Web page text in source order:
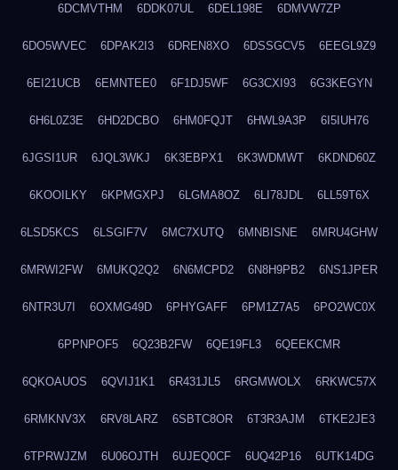
6DCMVTHM 6DDK07UL 6DEL198E 6DMVW7ZP
6DO5WVEC 6DPAK2I3 6DREN8XO 6DSSGCV5 6EEGL9Z9
6EI21UCB 6EMNTEE0 6F1DJ5WF 6G3CXI93 6G3KEGYN
6H6L0Z3E 6HD2DCBO 6HM0FQJT 6HWL9A3P 6I5IUH76
6JGSI1UR 6JQL3WKJ 6K3EBPX1 6K3WDMWT 6KDND60Z
6KOOILKY 6KPMGXPJ 6LGMA8OZ 6LI78JDL 6LL59T6X
6LSD5KCS 6LSGIF7V 6MC7XUTQ 6MNBISNE 6MRU4GHW
6MRWI2FW 6MUKQ2Q2 6N6MCPD2 6N8H9PB2 6NS1JPER
6NTR3U7I 6OXMG49D 6PHYGAFF 6PM1Z7A5 6PO2WC0X
6PPNPOF5 6Q23B2FW 6QE19FL3 6QEEKCMR
6QKOAUOS 6QVIJ1K1 6R431JL5 6RGMWOLX 6RKWC57X
6RMKNV3X 6RV8LARZ 6SBTC8OR 6T3R3AJM 6TKE2JE3
6TPRWJZM 6U06OJTH 6UJEQ0CF 6UQ42P16 6UTK14DG